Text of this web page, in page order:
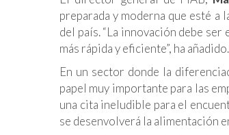
preparada y moderna que esté a
del país. “La innovación debe ser
más rápida y eficiente”, ha añadido.
En un sector donde la
papel muy importante para las
una cita ineludible para el
se desenvolverá la alimentación